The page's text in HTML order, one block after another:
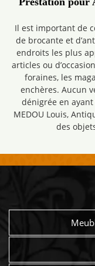
Il est important de
de brocante et
endroits les plus
articles ou
foraines, les
enchères. Aucun
dénigrée en
MEDOU Louis,
des